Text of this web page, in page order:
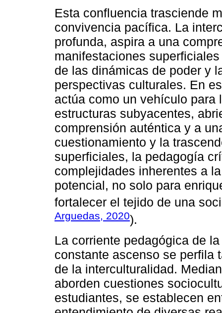
Esta confluencia trasciende
convivencia pacífica. La
profunda, aspira a una
manifestaciones
de las dinámicas de poder y
perspectivas culturales. En
actúa como un vehículo
estructuras subyacentes,
comprensión auténtica y a
cuestionamiento y la
superficiales, la pedagogía
complejidades inherentes a
potencial, no solo para
fortalecer el tejido de una
Arguedas, 2020).
La corriente pedagógica de
constante ascenso se perfila
de la interculturalidad.
aborden cuestiones
estudiantes, se establecen